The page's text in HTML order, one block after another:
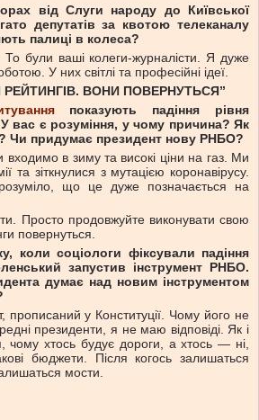
від Слуги народу до Київської
депутатів за квотою телеканалу
палиці в колеса?
були ваші колеги-журналісти. Я дуже
У них світлі та професійні ідеї.
ВОНИ ПОВЕРНУТЬСЯ”
показують падіння рівня
У вас є розуміння, у чому причина? Як
Чи придумає президент нову РНБО?
в зиму та високі ціни на газ. Ми
та зіткнулися з мутацією коронавірусу.
що це дуже позначається на
Просто продовжуйте виконувати свою
повернуться.
коли соціологи фіксували падіння
запустив інструмент РНБО.
думає над новим інструментом
у Конституції. Чому його не
президенти, я не маю відповіді. Як і
чому хтось будує дороги, а хтось — ні,
бюджети. Після когось залишаться
мости.